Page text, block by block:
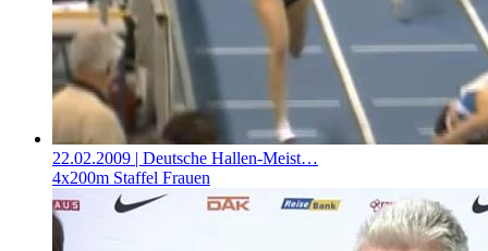
22.02.2009 | Deutsche Hallen-Meist…
4x200m Staffel Frauen